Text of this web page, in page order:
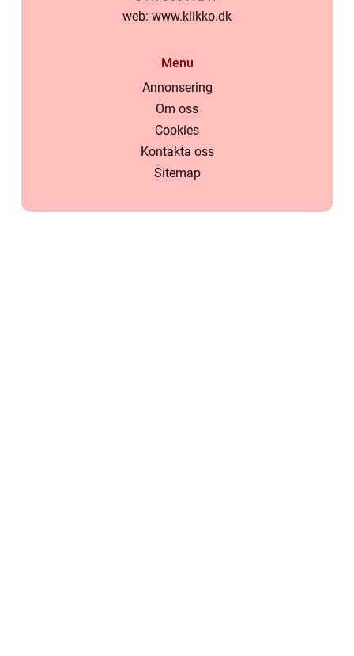
web: www.klikko.dk
Menu
Annonsering
Om oss
Cookies
Kontakta oss
Sitemap